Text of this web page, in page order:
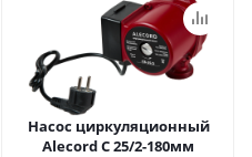
Насос циркуляционный
Alecord C 25/2-180мм